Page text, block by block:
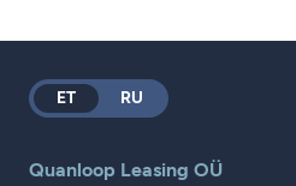
ET RU
Quanloop Leasing OÜ